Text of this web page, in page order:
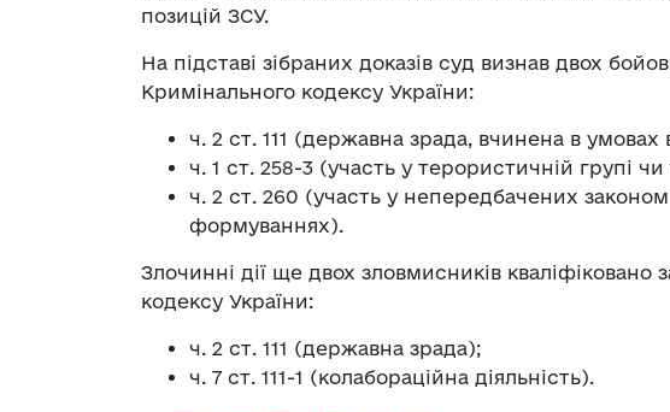
позицій ЗСУ.
На підставі зібраних доказів суд визнав двох
Кримінального кодексу України:
ч. 2 ст. 111 (державна зрада, вчинена в умовах
ч. 1 ст. 258-3 (участь у терористичній групі чи
ч. 2 ст. 260 (участь у непередбачених
формуваннях).
Злочинні дії ще двох зловмисників
кодексу України:
ч. 2 ст. 111 (державна зрада);
ч. 7 ст. 111-1 (колабораційна діяльність).